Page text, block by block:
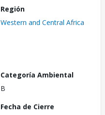
Región
Western and Central Africa
Categoría Ambiental
B
Fecha de Cierre